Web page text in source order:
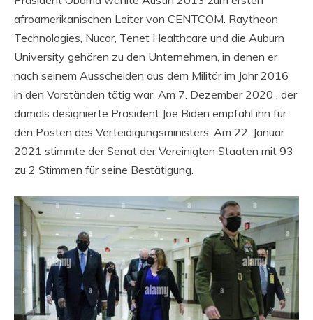
afroamerikanischen Leiter von CENTCOM. Raytheon
Technologies, Nucor, Tenet Healthcare und die Auburn
University gehören zu den Unternehmen, in denen er
nach seinem Ausscheiden aus dem Militär im Jahr 2016
in den Vorständen tätig war. Am 7. Dezember 2020 , der
damals designierte Präsident Joe Biden empfahl ihn für
den Posten des Verteidigungsministers. Am 22. Januar
2021 stimmte der Senat der Vereinigten Staaten mit 93
zu 2 Stimmen für seine Bestätigung.